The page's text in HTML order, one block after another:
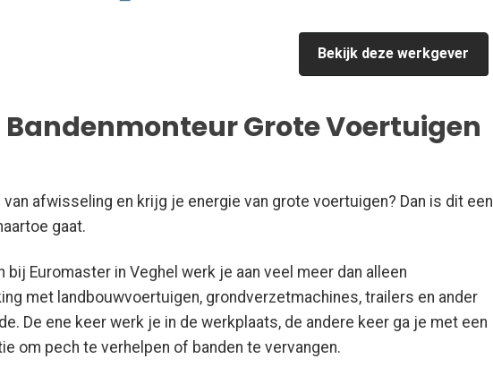
Bekijk deze werkgever
Grote Voertuigen
afwisseling en krijg je energie van grote voertuigen? Dan is dit een
gaat.
Euromaster in Veghel werk je aan veel meer dan alleen
met landbouwvoertuigen, grondverzetmachines, trailers en ander
De ene keer werk je in de werkplaats, de andere keer ga je met een
om pech te verhelpen of banden te vervangen.